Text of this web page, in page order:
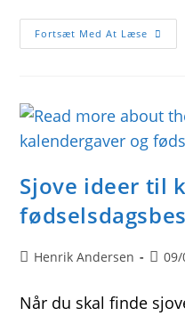
Fortsæt Med At Læse Sjove
Sjove ideer til
PostHenrik Andersen
Post
Når du skal finde